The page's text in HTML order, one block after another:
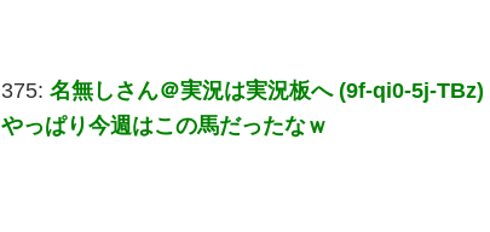
375: 名無しさん＠実況は実況板へ (9f-qi0-5j-TBz)
やっぱり今週はこの馬だったなｗ